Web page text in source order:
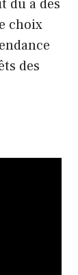
dû à des
choix
des